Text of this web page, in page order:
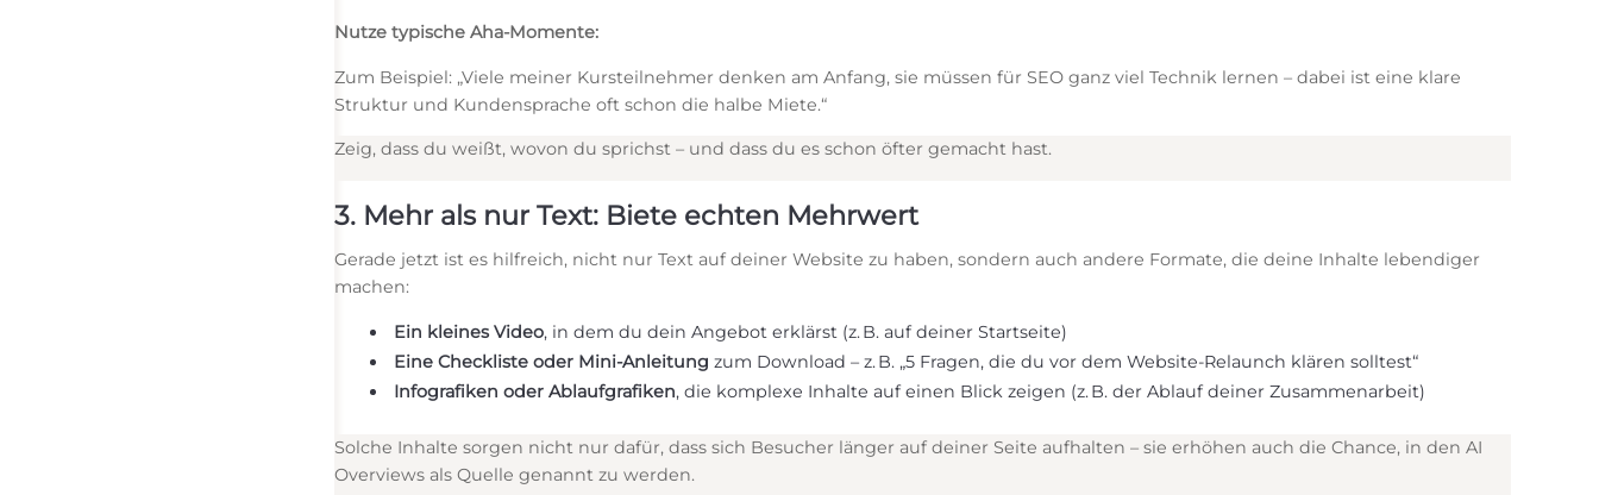
Nutze typische Aha-Momente:
Zum Beispiel: „Viele meiner Kursteilnehmer denken am Anfang, sie müssen für SEO ganz viel Technik lernen – dabei ist eine klare
Struktur und Kundensprache oft schon die halbe Miete.“
Zeig, dass du weißt, wovon du sprichst – und dass du es schon öfter gemacht hast.
3. Mehr als nur Text: Biete echten Mehrwert
Gerade jetzt ist es hilfreich, nicht nur Text auf deiner Website zu haben, sondern auch andere Formate, die deine Inhalte lebendiger
machen:
Ein kleines Video, in dem du dein Angebot erklärst (z. B. auf deiner Startseite)
Eine Checkliste oder Mini-Anleitung zum Download – z. B. „5 Fragen, die du vor dem Website-Relaunch klären solltest“
Infografiken oder Ablaufgrafiken, die komplexe Inhalte auf einen Blick zeigen (z. B. der Ablauf deiner Zusammenarbeit)
Solche Inhalte sorgen nicht nur dafür, dass sich Besucher länger auf deiner Seite aufhalten – sie erhöhen auch die Chance, in den AI
Overviews als Quelle genannt zu werden.